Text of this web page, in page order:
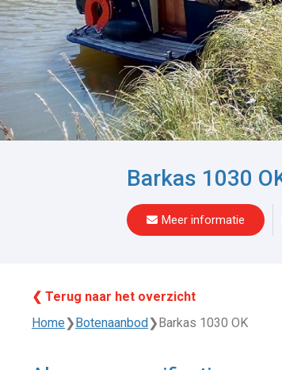
Barkas 1030
Meer informatie
❮ Terug naar het overzicht
Home❯ Botenaanbod ❯ Barkas 1030 OK